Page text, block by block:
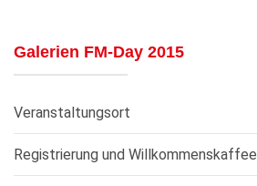
Galerien FM-Day 2015
Veranstaltungsort
Registrierung und Willkommenskaffee